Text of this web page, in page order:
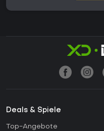
Deals & Spiele
Top-Angebote